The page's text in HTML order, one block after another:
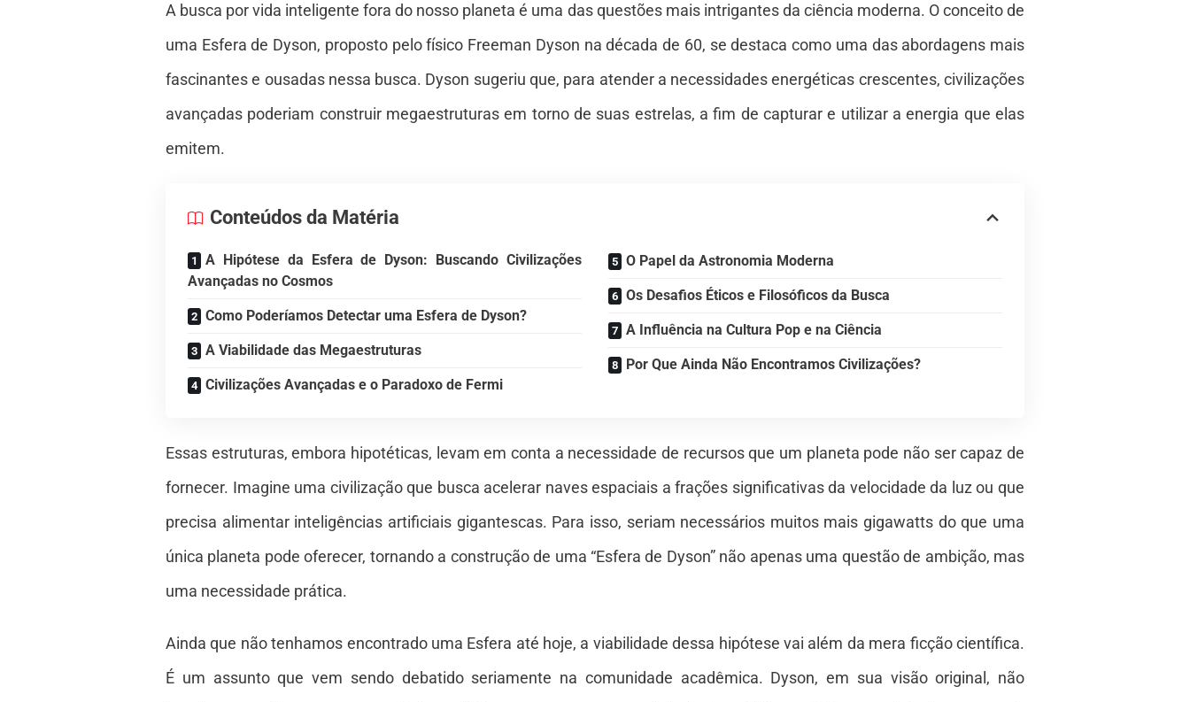
A busca por vida inteligente fora do nosso planeta é uma das questões mais intrigantes da ciência moderna. O conceito de
uma Esfera de Dyson, proposto pelo físico Freeman Dyson na década de 60, se destaca como uma das abordagens mais
fascinantes e ousadas nessa busca. Dyson sugeriu que, para atender a necessidades energéticas crescentes, civilizações
avançadas poderiam construir megaestruturas em torno de suas estrelas, a fim de capturar e utilizar a energia que elas
emitem.
Conteúdos da Matéria
A Hipótese da Esfera de Dyson: Buscando Civilizações
Avançadas no Cosmos
Como Poderíamos Detectar uma Esfera de Dyson?
A Viabilidade das Megaestruturas
Civilizações Avançadas e o Paradoxo de Fermi
O Papel da Astronomia Moderna
Os Desafios Éticos e Filosóficos da Busca
A Influência na Cultura Pop e na Ciência
Por Que Ainda Não Encontramos Civilizações?
Essas estruturas, embora hipotéticas, levam em conta a necessidade de recursos que um planeta pode não ser capaz de
fornecer. Imagine uma civilização que busca acelerar naves espaciais a frações significativas da velocidade da luz ou que
precisa alimentar inteligências artificiais gigantescas. Para isso, seriam necessários muitos mais gigawatts do que uma
única planeta pode oferecer, tornando a construção de uma “Esfera de Dyson” não apenas uma questão de ambição, mas
uma necessidade prática.
Ainda que não tenhamos encontrado uma Esfera até hoje, a viabilidade dessa hipótese vai além da mera ficção científica.
É um assunto que vem sendo debatido seriamente na comunidade acadêmica. Dyson, em sua visão original, não